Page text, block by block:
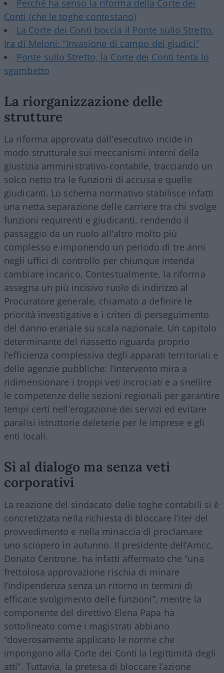
Perché ha senso la riforma della Corte dei
Conti (che le toghe contestano)
La Corte dei Conti boccia il Ponte sullo Stretto.
Ira di Meloni: “Invasione di campo dei giudici”
Ponte sullo Stretto, la Corte dei Conti tenta lo
sgambetto
La riorganizzazione delle
strutture
La riforma approvata dall’esecutivo incide in
modo strutturale sui meccanismi interni della
giustizia amministrativo-contabile, tracciando un
solco netto tra le funzioni di accusa e quelle
giudicanti. Lo schema normativo stabilisce infatti
una netta separazione delle carriere tra chi svolge
funzioni requirenti e giudicanti, rendendo il
passaggio da un ruolo all’altro molto più
complesso e imponendo un periodo di tre anni
negli uffici di controllo per chiunque intenda
cambiare incarico. Contestualmente, la riforma
assegna un più incisivo ruolo di indirizzo al
Procuratore generale, chiamato a definire le
priorità investigative e i criteri di perseguimento
del danno erariale su scala nazionale. Un capitolo
determinante del riassetto riguarda proprio
l’efficienza complessiva degli apparati territoriali e
delle agenzie pubbliche: l’intervento mira a
ridimensionare i troppi veti incrociati e a snellire
le competenze delle sezioni regionali per garantire
tempi certi nell’erogazione dei servizi ed evitare
paralisi istruttorie deleterie per le imprese e gli
enti locali.
Sì al dialogo ma senza veti
corporativi
La reazione del sindacato delle toghe contabili si è
concretizzata nella richiesta di bloccare l’iter del
provvedimento e nella minaccia di proclamare
uno sciopero in autunno. Il presidente dell’Amcc,
Donato Centrone, ha infatti affermato che “una
frettolosa approvazione rischia di minare
l’indipendenza senza un ritorno in termini di
efficace svolgimento delle funzioni”, mentre la
componente del direttivo Elena Papa ha
sottolineato come i magistrati abbiano
“doverosamente applicato le norme che
impongono alla Corte dei Conti la legittimità degli
atti”. Tuttavia, la pretesa di bloccare l’azione